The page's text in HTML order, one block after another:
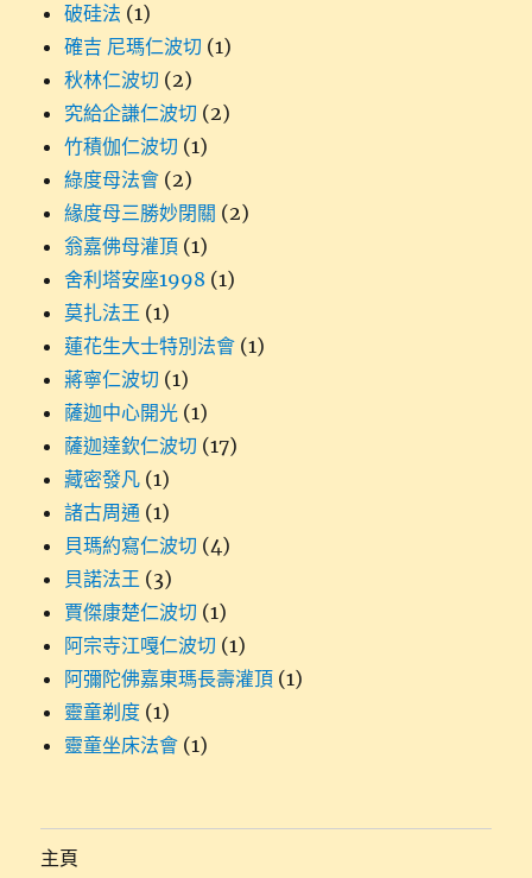
破硅法 (1)
確吉 尼瑪仁波切 (1)
秋林仁波切 (2)
究給企謙仁波切 (2)
竹積伽仁波切 (1)
綠度母法會 (2)
緣度母三勝妙閉關 (2)
翁嘉佛母灌頂 (1)
舍利塔安座1998 (1)
莫扎法王 (1)
蓮花生大士特別法會 (1)
蔣寧仁波切 (1)
薩迦中心開光 (1)
薩迦達欽仁波切 (17)
藏密發凡 (1)
諸古周通 (1)
貝瑪約寫仁波切 (4)
貝諾法王 (3)
賈傑康楚仁波切 (1)
阿宗寺江嘎仁波切 (1)
阿彌陀佛嘉東瑪長壽灌頂 (1)
靈童剃度 (1)
靈童坐床法會 (1)
主頁